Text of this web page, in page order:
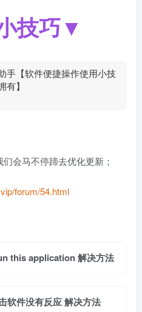
技巧▼
手【软件便捷操作使用小技
有】
会马不停蹄去优化更新；
forum/54.html
this application 解决方法
软件没有反应 解决方法